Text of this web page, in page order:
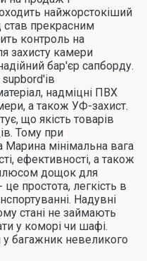
найжорстокіший
став прекрасним
контроль на
захисту камери
бар'єр сапборду.
надміцні ПВХ
а також УФ-захист.
що якість товарів
Тому при
Марина мінімальна вага
ефективності, а також
дощок для
простота, легкість в
Надувні
стані не займають
у коморі чи шафі.
багажник невеликого